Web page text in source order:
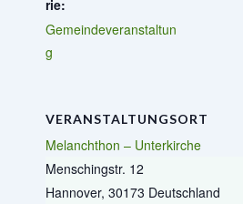
rie:
Gemeindeveranstaltun
g
VERANSTALTUNGSORT
Melanchthon – Unterkirche
Menschingstr. 12
Hannover, 30173 Deutschland